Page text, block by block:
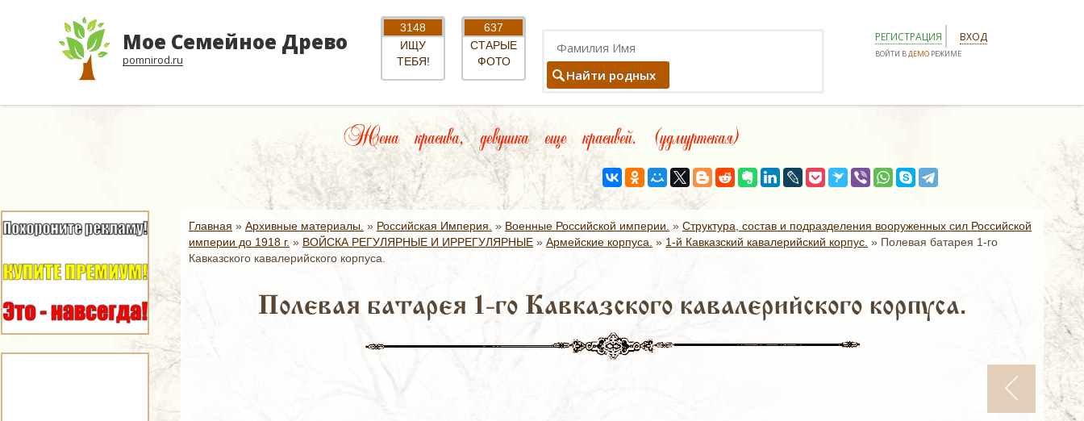
Мое Семейное Древо
pomnirod.ru
3148
ИЩУ
ТЕБЯ!
637
СТАРЫЕ
ФОТО
Найти родных
РЕГИСТРАЦИЯ ВХОД
ВОЙТИ ВДЕМО РЕЖИМЕ
Жена красива, девушка еще красивей. (удмуртская)
Главная » Архивные материалы. » Российская Империя. » Военные Российской империи. » Структура, состав и подразделения вооруженных сил Российской
империи до 1918 г. » ВОЙСКА РЕГУЛЯРНЫЕ И ИРРЕГУЛЯРНЫЕ » Армейские корпуса. » 1-й Кавказский кавалерийский корпус. » Полевая батарея 1-го
Кавказского кавалерийского корпуса.
Полевая батарея 1-го Кавказского кавалерийского корпуса.